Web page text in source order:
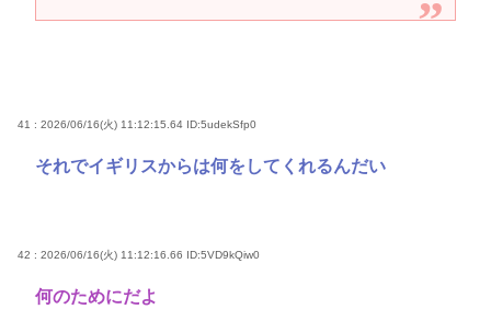
41 : 2026/06/16(火) 11:12:15.64 ID:5udekSfp0
それでイギリスからは何をしてくれるんだい
42 : 2026/06/16(火) 11:12:16.66 ID:5VD9kQiw0
何のためにだよ